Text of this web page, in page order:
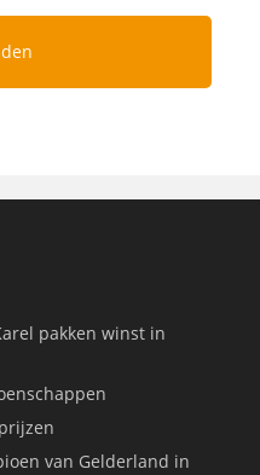
pakken winst in
van Gelderland in